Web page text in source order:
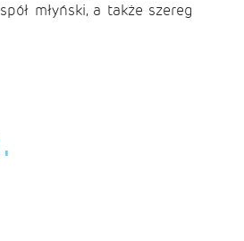
młyński, a także szereg